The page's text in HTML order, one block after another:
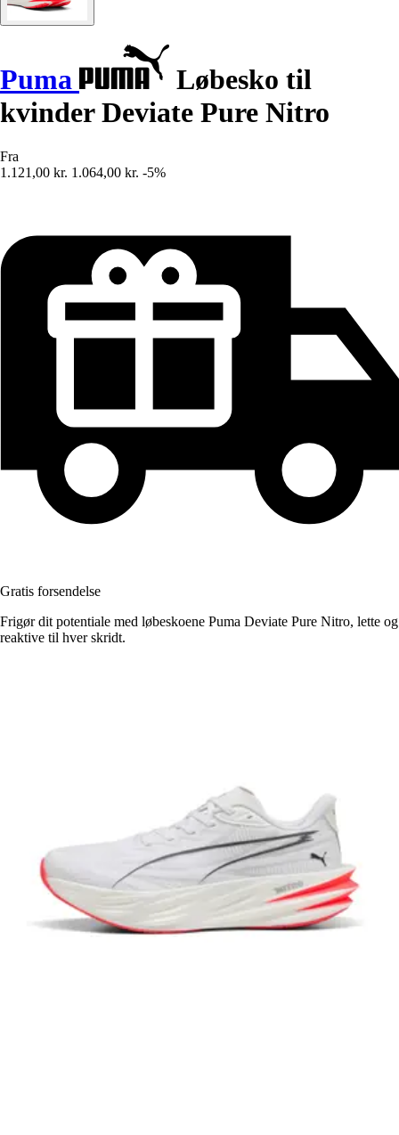
Puma
Løbesko til
kvinder Deviate Pure Nitro
Fra
1.121,00 kr. 1.064,00 kr. -5%
Gratis forsendelse
Frigør dit potentiale med løbeskoene Puma Deviate Pure Nitro, lette og
reaktive til hver skridt.